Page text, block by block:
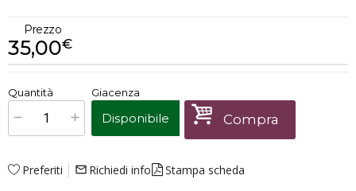
Prezzo
€
35,00
x1 Prezzo finale:€35,00
Quantità Giacenza
Disponibile Compra
Preferiti mail_outline Richiedi info Stampa scheda